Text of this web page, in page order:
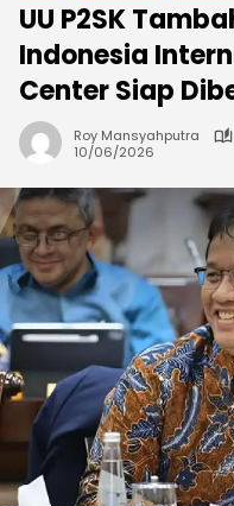
UU P2SK
Indonesia
Center Siap
Roy Mansyahputra
10/06/2026